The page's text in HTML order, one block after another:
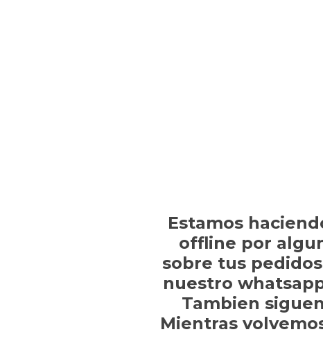
Estamos
offline por
sobre tus
nuestro
Tambien
Mientras